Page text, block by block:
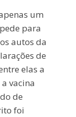
um
para
autos da
de
elas a
vacina
de
foi